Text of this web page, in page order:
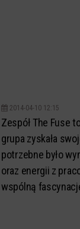
2014-04-10 12:15
Zespół The Fuse
grupa zyskała
potrzebne było
oraz energii z
wspólną